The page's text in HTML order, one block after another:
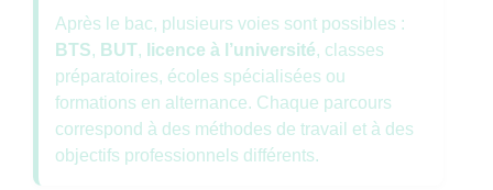
Après le bac, plusieurs voies sont possibles :
BTS, BUT, licence à l’université, classes
préparatoires, écoles spécialisées ou
formations en alternance. Chaque parcours
correspond à des méthodes de travail et à des
objectifs professionnels différents.